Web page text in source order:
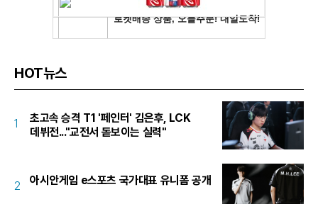
HOT뉴스
1
초고속 승격 T1 '페인터' 김은후, LCK
데뷔전..."교전서 돋보이는 실력"
2 아시안게임 e스포츠 국가대표 유니폼 공개